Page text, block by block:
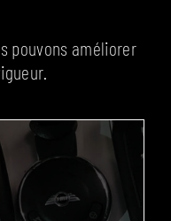
pouvons améliorer